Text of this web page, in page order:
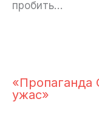
пробить…
ужас»